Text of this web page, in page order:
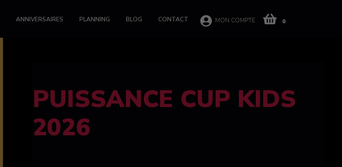
ANNIVERSAIRES PLANNING BLOG CONTACT MON COMPTE 0
FELINE CUP 100%
féminine